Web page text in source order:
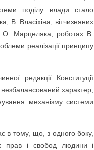
поділу влади стало
В. Власіхіна; вітчизняних
Марцеляка, роботах В.
реалізації принципу
редакції Конституції
характер,
механізму системи
в тому, що, з одного боку,
прав і свобод людини і